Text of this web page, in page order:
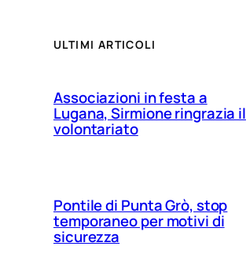
ULTIMI ARTICOLI
Associazioni in festa a
Lugana, Sirmione ringrazia il
volontariato
Pontile di Punta Grò, stop
temporaneo per motivi di
sicurezza